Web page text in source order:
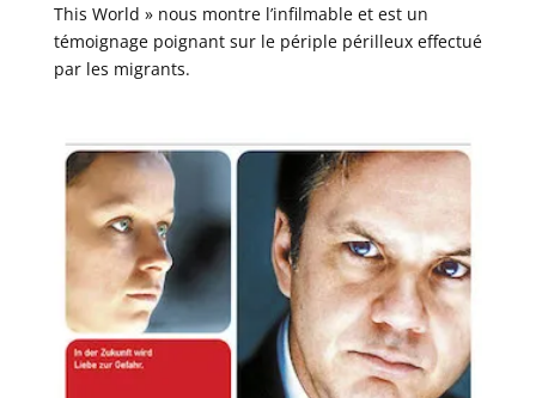
This World » nous montre l’infilmable et est un
témoignage poignant sur le périple périlleux effectué
par les migrants.